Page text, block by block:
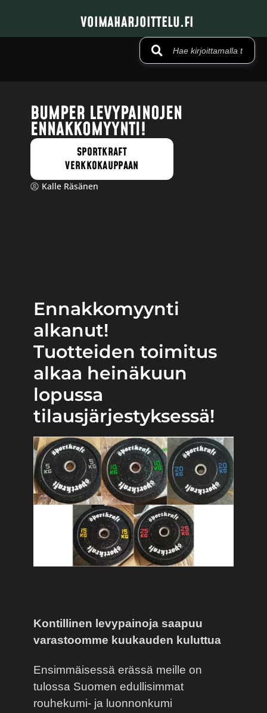
VOIMAHARJOITTELU.FI
BUMPER LEVYPAINOJEN
ENNAKKOMYYNTI!
SPORTKRAFT
VERKKOKAUPPAAN
Kalle Räsänen
Ennakkomyynti
alkanut!
Tuotteiden toimitus
alkaa heinäkuun
lopussa
tilausjärjestyksessä!
Kontillinen levypainoja saapuu
varastoomme kuukauden kuluttua
Ensimmäisessä erässä meille on
tulossa Suomen edullisimmat
rouhekumi- ja luonnonkumi